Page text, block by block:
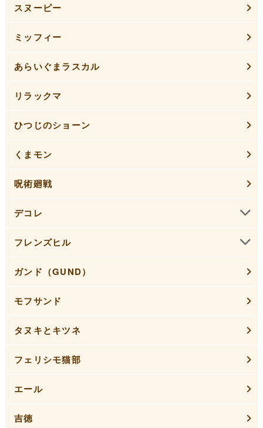
スヌーピー
ミッフィー
あらいぐまラスカル
リラックマ
ひつじのショーン
くまモン
呪術廻戦
デコレ
フレンズヒル
ガンド（GUND）
モフサンド
タヌキとキツネ
フェリシモ猫部
エール
吉徳